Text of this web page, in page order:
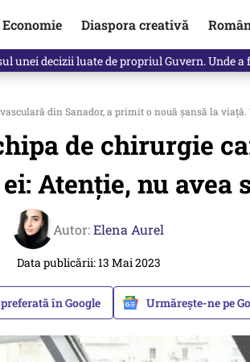
Economie Diaspora creativă
o colegă. Povestea pilotului militar dincolo
din Sanador, a primit o nouă șansă la
de chirurgie
Atenție, nu avea
Autor:Elena Aurel
Data publicării: 13 Mai 2023
în Google Urmărește-ne pe